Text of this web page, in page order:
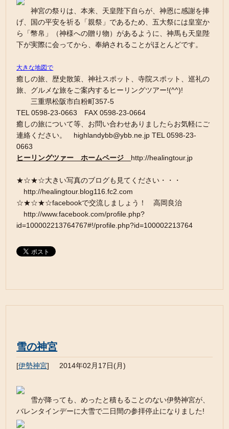
神宮の祭りは、本来、天皇陛下自らが、神恩に感謝を捧
げ、国の平安を祈る「親祭」であるため、五大祭には皇室か
ら「幣帛」（神様への贈り物）があるように、神馬も天皇陛
下が実際に会ってから、奉納されることがほとんどです。
大きな地図で
癒しの旅、歴史散策、神社スポット、寺院スポット、巡礼の
旅、グルメな旅をご案内するヒーリングツアー!(^^)!
三重県松阪市白粉町357-5
TEL 0598-23-0663 FAX 0598-23-0664
癒しの旅について等、お問い合わせありましたらお気軽にご
連絡ください。 highlandybb@ybb.ne.jp TEL 0598-23-
0663
ヒーリングツァー ホームページ http://healingtour.jp
★☆★☆大きい写真のブログも見てください・・・
http://healingtour.blog116.fc2.com
☆★☆★☆facebookで交流しましょう！ 高岡良治
http://www.facebook.com/profile.php?
id=100002213764767#!/profile.php?id=100002213764
雪の神宮
[伊勢神宮] 2014年02月17日(月)
雪が降っても、めったと積もることのない伊勢神宮が、
バレンタインデーに大雪で二日間の参拝停止になりました!